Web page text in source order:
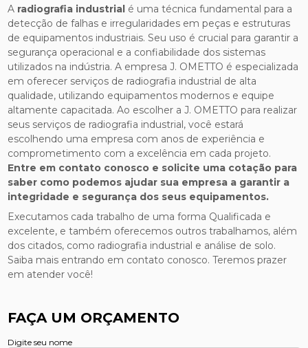
A radiografia industrial é uma técnica fundamental para a
detecção de falhas e irregularidades em peças e estruturas
de equipamentos industriais. Seu uso é crucial para garantir a
segurança operacional e a confiabilidade dos sistemas
utilizados na indústria. A empresa J. OMETTO é especializada
em oferecer serviços de radiografia industrial de alta
qualidade, utilizando equipamentos modernos e equipe
altamente capacitada. Ao escolher a J. OMETTO para realizar
seus serviços de radiografia industrial, você estará
escolhendo uma empresa com anos de experiência e
comprometimento com a excelência em cada projeto.
Entre em contato conosco e solicite uma cotação para
saber como podemos ajudar sua empresa a garantir a
integridade e segurança dos seus equipamentos.
Executamos cada trabalho de uma forma Qualificada e
excelente, e também oferecemos outros trabalhamos, além
dos citados, como radiografia industrial e análise de solo.
Saiba mais entrando em contato conosco. Teremos prazer
em atender você!
FAÇA UM ORÇAMENTO
Digite seu nome